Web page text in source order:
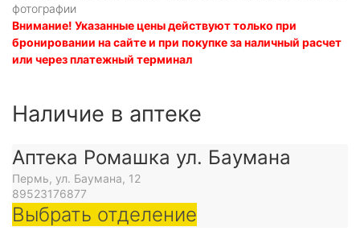
фотографии
Внимание! Указанные цены действуют только при
бронировании на сайте и при покупке за наличный расчет
или через платежный терминал
Наличие в аптеке
Аптека Ромашка ул. Баумана
Пермь, ул. Баумана, 12
89523176877
Выбрать отделение